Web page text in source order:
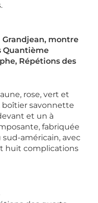
montre
Quantième
Répétions des
rose, vert et
boîtier savonnette
et un à
fabriquée
américain, avec
huit complications